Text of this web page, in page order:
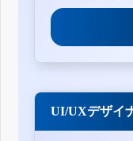
UI/UXデザイ